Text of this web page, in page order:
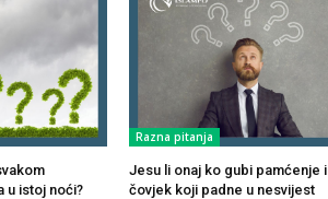
u istoj noći?
Razna pitanja
Jesu li onaj ko gubi pamćenje i
čovjek koji padne u nesvijest